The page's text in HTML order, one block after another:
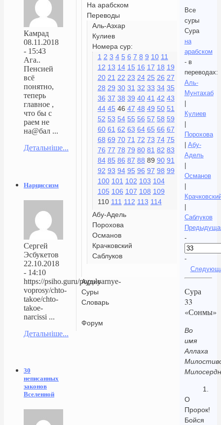
На арабском
Переводы
Аль-Азхар
Кулиев
Номера сур:
1 2 3 4 5 6 7 8 9 10 11
12 13 14 15 16 17 18 19
20 21 22 23 24 25 26 27
28 29 30 31 32 33 34 35
36 37 38 39 40 41 42 43
44 45 46 47 48 49 50 51
52 53 54 55 56 57 58 59
60 61 62 63 64 65 66 67
68 69 70 71 72 73 74 75
76 77 78 79 80 81 82 83
84 85 86 87 88 89 90 91
92 93 94 95 96 97 98 99
100 101 102 103 104
105 106 107 108 109
110 111 112 113 114
Абу-Адель
Порохова
Османов
Крачковский
Саблуков
Аудио
Суры
Словарь
Форум
Все
суры
Сура
на
арабском
- в
переводах:
Аль-
Мунтахаб
|
Кулиев
|
Порохова
| Абу-
Адель
|
Османов
|
|
Саблуков
-
-
Сура
33
«Сонмы»
Во
имя
Аллаха
1.
О
Пророк!
Бойся
Камрад
08.11.2018
- 15:43
Ага..
Пенсией
всё
понятно,
теперь
главное ,
что бы с
раем не
на@бал ...
Детальніше...
Нарциссизм
Сергей
Эсбукетов
22.10.2018
- 14:10
https://psiho.guru/populyarnye-
voprosy/chto-
takoe/chto-
takoe-
narcissi ...
Детальніше...
30
неписанных
законов
Вселенной